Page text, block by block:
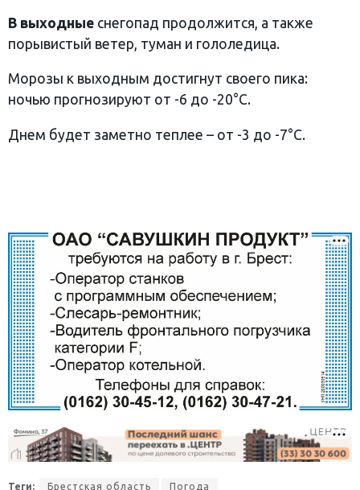
В выходные снегопад продолжится, а также
порывистый ветер, туман и гололедица.
Морозы к выходным достигнут своего пика:
ночью прогнозируют от -6 до -20°C.
Днем будет заметно теплее – от -3 до -7°C.
Теги: Брестская область Погода